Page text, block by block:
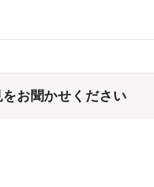
お聞かせください